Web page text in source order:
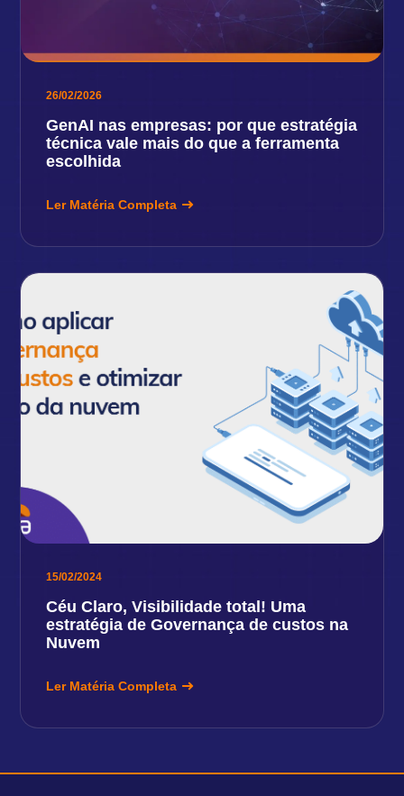
26/02/2026
GenAI nas empresas: por que estratégia
técnica vale mais do que a ferramenta
escolhida
Ler Matéria Completa
15/02/2024
Céu Claro, Visibilidade total! Uma
estratégia de Governança de custos na
Nuvem
Ler Matéria Completa